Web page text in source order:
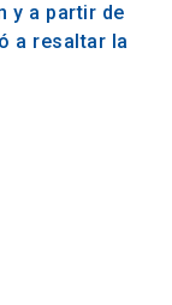
y a partir de
a resaltar la